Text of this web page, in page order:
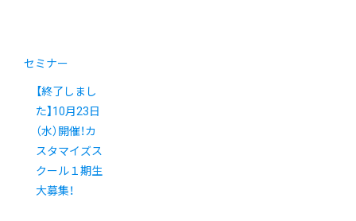
セミナー
【終了しまし
た】10月23日
（水）開催！カ
スタマイズス
クール１期生
大募集！